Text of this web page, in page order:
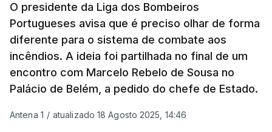
O presidente da Liga dos Bombeiros
Portugueses avisa que é preciso olhar de forma
diferente para o sistema de combate aos
incêndios. A ideia foi partilhada no final de um
encontro com Marcelo Rebelo de Sousa no
Palácio de Belém, a pedido do chefe de Estado.
Antena 1 / atualizado 18 Agosto 2025, 14:46